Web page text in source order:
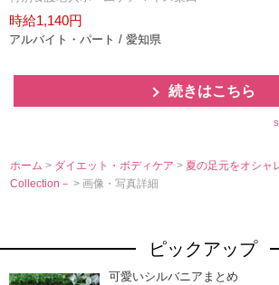
時給1,140円
アルバイト・パート / 愛知県
続きはこちら
ホーム > ダイエット・ボディケア> 夏の足元をオシャ
Collection－> 画像・写真詳細
ピックアップ
可愛いシルバニアまとめ